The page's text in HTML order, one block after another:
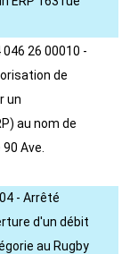
26 00010 -
de
un
au nom de
Ave.
- Arrêté
d'un débit
au Rugby